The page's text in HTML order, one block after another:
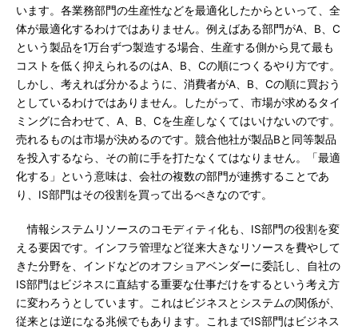
います。各業務部門の生産性などを最適化したからといって、全
体が最適化するわけではありません。例えばある部門がA、B、C
という製品を1万台ずつ製造する場合、生産する側から見て最も
コストを低く抑えられるのはA、B、Cの順につくるやり方です。
しかし、考えれば分かるように、消費者がA、B、Cの順に買おう
としているわけではありません。したがって、市場が求めるタイ
ミングに合わせて、A、B、Cを生産しなくてはいけないのです。
売れるものは市場が決めるのです。競合他社が製品Bと同等製品
を投入するなら、その前に手を打たなくてはなりません。「最適
化する」という意味は、会社の複数の部門が連携することであ
り、IS部門はその役割を買って出るべきなのです。
情報システムリソースのコモディティ化も、IS部門の役割を変
える要因です。インフラ管理など従来大きなリソースを費やして
きた分野を、インドなどのオフショアベンダーに委託し、自社の
IS部門はビジネスに直結する重要な仕事だけをするという考え方
に変わろうとしています。これはビジネスとシステムの関係が、
従来とは逆になる兆候でもあります。これまでIS部門はビジネス